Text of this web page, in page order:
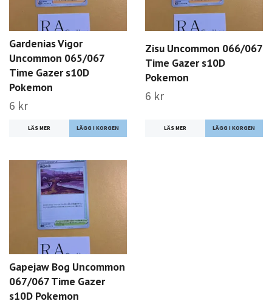
Gardenias Vigor
Uncommon 065/067
Time Gazer s10D
Pokemon
6 kr
LÄS MER
Zisu Uncommon 066/067
Time Gazer s10D
Pokemon
6 kr
LÄS MER
Gapejaw Bog Uncommon
067/067 Time Gazer
s10D Pokemon